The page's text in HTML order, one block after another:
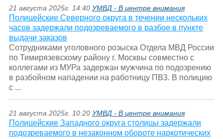
21 августа 2025г. 14:40 УМВД - В центре внимания
Полицейские Северного округа в течении нескольких
часов задержали подозреваемого в разбое в пункте
выдачи заказов
Сотрудниками уголовного розыска Отдела МВД России
по Тимирязевскому району г. Москвы совместно с
коллегами из МУРа задержан мужчина по подозрению
в разбойном нападении на работницу ПВЗ. В полицию
с ...
21 августа 2025г. 10:20 УМВД - В центре внимания
Полицейские Западного округа столицы задержали
подозреваемого в незаконном обороте наркотических